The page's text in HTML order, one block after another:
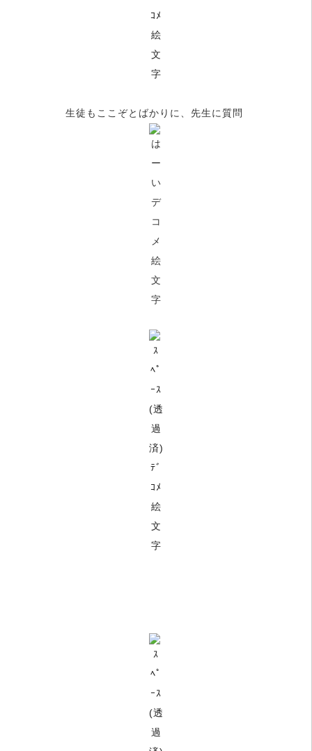
生徒もここぞとばかりに、先生に質問